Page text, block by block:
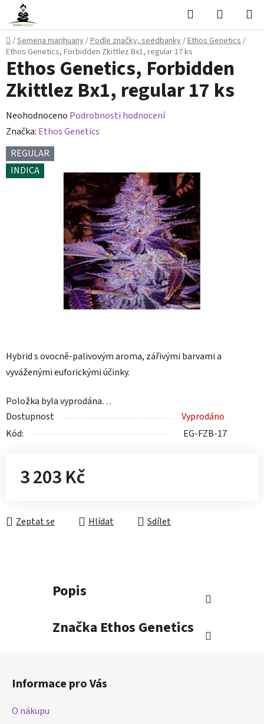
Přejít
obsah
Hledat
KOŠÍK
Domů
/Semena marihuany/Podle značky, seedbanky/Ethos Genetics/
Ethos Genetics, Forbidden Zkittlez Bx1, regular 17 ks
Hybrid s ovocně-palivovým aroma, zářivými barvami a
vyváženými euforickými účinky.
Položka byla vyprodána…
Dostupnost
Vyprodáno
Kód:
EG-FZB-17
3 203 Kč
Zeptat se
Hlídat Sdílet
Ethos Genetics, Forbidden
Zkittlez Bx1, regular 17 ks
Průměrné
hodnocení
produktu
je
0,0
Neohodnoceno Podrobnosti hodnocení
Značka: Ethos Genetics
REGULAR
INDICA
Popis
Značka Ethos Genetics
Informace pro Vás
O nákupu